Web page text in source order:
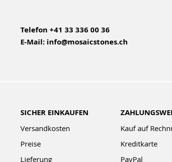
Telefon +41 33 336 00 36
E-Mail: info@mosaicstones.ch
SICHER EINKAUFEN
Versandkosten
Preise
Lieferung
Kauf auf
Kreditkarte
PayPal